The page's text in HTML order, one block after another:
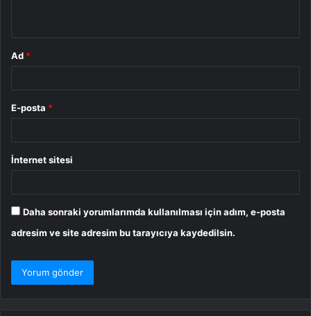
Ad *
E-posta *
İnternet sitesi
Daha sonraki yorumlarımda kullanılması için adım, e-posta
adresim ve site adresim bu tarayıcıya kaydedilsin.